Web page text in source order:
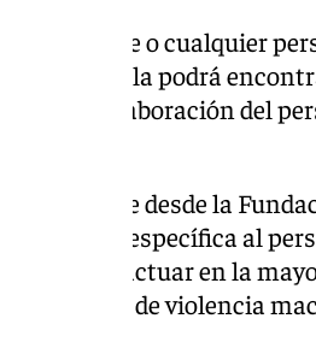
lo necesite o cualquier
anómala podrá
con la colaboración del
que desde la
formación específica al
permitan actuar en la
de violencia